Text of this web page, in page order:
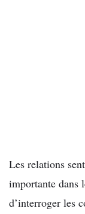
Les relations
importante dans
d’interroger les